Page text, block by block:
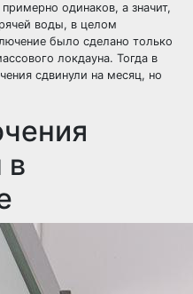
одинаков, а значит,
воды, в целом
было сделано только
локдауна. Тогда в
сдвинули на месяц, но
в